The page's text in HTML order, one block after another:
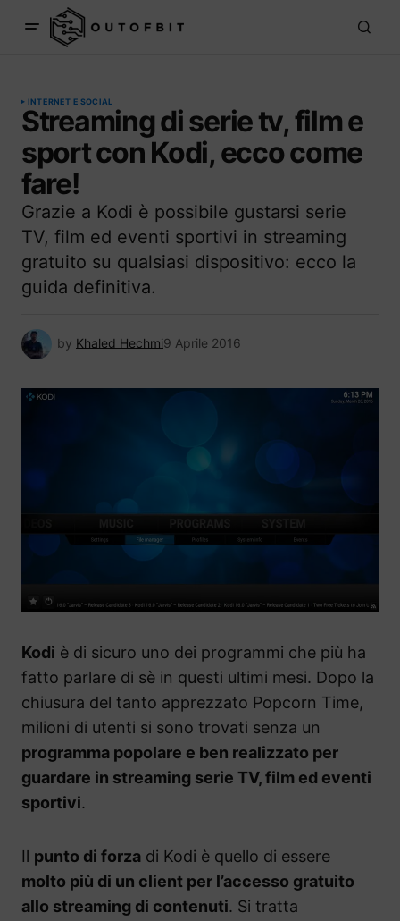
INTERNET E SOCIAL
Streaming di serie tv, film e
sport con Kodi, ecco come
fare!
Grazie a Kodi è possibile gustarsi serie
TV, film ed eventi sportivi in streaming
gratuito su qualsiasi dispositivo: ecco la
guida definitiva.
by Khaled Hechmi9 Aprile 2016
Kodi è di sicuro uno dei programmi che più ha
fatto parlare di sè in questi ultimi mesi. Dopo la
chiusura del tanto apprezzato Popcorn Time,
milioni di utenti si sono trovati senza un
programma popolare e ben realizzato per
guardare in streaming serie TV, film ed eventi
sportivi.
Il punto di forza di Kodi è quello di essere
molto più di un client per l’accesso gratuito
allo streaming di contenuti. Si tratta